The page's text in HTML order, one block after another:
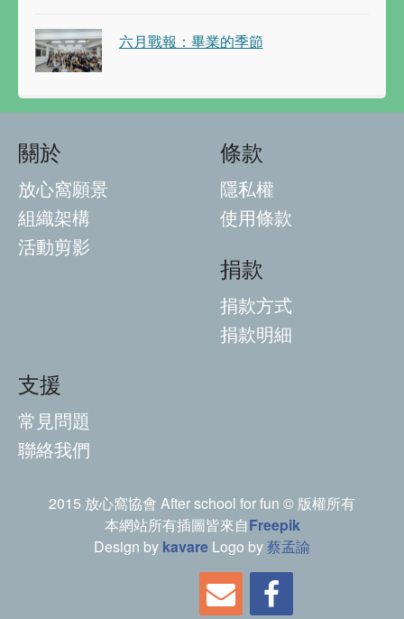
六月戰報：畢業的季節
關於
放心窩願景
組織架構
活動剪影
條款
隱私權
使用條款
捐款
捐款方式
捐款明細
支援
常見問題
聯絡我們
2015 放心窩協會 After school for fun © 版權所有
本網站所有插圖皆來自Freepik
Design by kavare Logo by蔡孟諭